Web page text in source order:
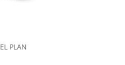
EL PLAN